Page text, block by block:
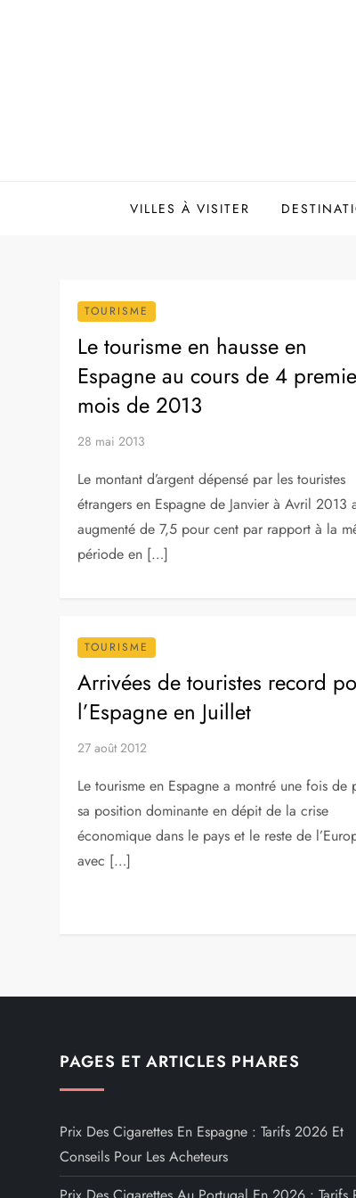
VILLES À VISITER
TOURISME
Le tourisme en hausse en
Espagne au cours de 4
mois de 2013
28 mai 2013
Le montant d’argent dépensé par les touristes
étrangers en Espagne de Janvier à Avril 2013
augmenté de 7,5 pour cent par rapport à la
période en […]
TOURISME
Arrivées de touristes record
l’Espagne en Juillet
27 août 2012
Le tourisme en Espagne a montré une fois de
sa position dominante en dépit de la crise
économique dans le pays et le reste de
avec […]
PAGES ET ARTICLES PHARES
Prix Des Cigarettes En Espagne : Tarifs 2026 Et
Conseils Pour Les Acheteurs